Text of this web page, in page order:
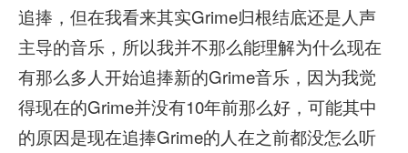
追捧，但在我看来其实Grime归根结底还是人声
主导的音乐，所以我并不那么能理解为什么现在
有那么多人开始追捧新的Grime音乐，因为我觉
得现在的Grime并没有10年前那么好，可能其中
的原因是现在追捧Grime的人在之前都没怎么听